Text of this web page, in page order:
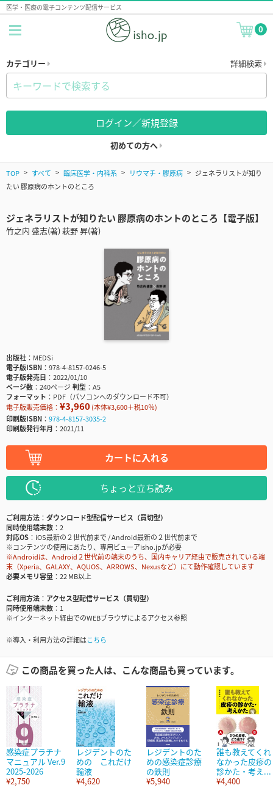
医学・医療の電子コンテンツ配信サービス
0
カテゴリー 詳細検索
ログイン／新規登録
初めての方へ
TOP すべて 臨床医学・内科系 リウマチ・膠原病
ジェネラリストが知り
たい 膠原病のホントのところ
ジェネラリストが知りたい 膠原病のホントのところ【電子版】
竹之内 盛志(著) 萩野 昇(著)
出版社
MEDSi
電子版ISBN
978-4-8157-0246-5
電子版発売日
2022/01/10
ページ数
240ページ判型
A5
フォーマット
PDF（パソコンへのダウンロード不可）
電子版販売価格： ¥3,960(本体¥3,600＋税10％)
印刷版ISBN
978-4-8157-3035-2
印刷版発行年月
2021/11
カートに入れる
ちょっと立ち読み
ご利用方法
ダウンロード型配信サービス（買切型）
同時使用端末数
2
対応OS
iOS最新の２世代前まで / Android最新の２世代前まで
※コンテンツの使用にあたり、専用ビューアisho.jpが必要
※Androidは、Android２世代前の端末のうち、国内キャリア経由で販売されている端
末（Xperia、GALAXY、AQUOS、ARROWS、Nexusなど）にて動作確認しています
必要メモリ容量
22 MB以上
ご利用方法
アクセス型配信サービス（買切型）
同時使用端末数
1
※インターネット経由でのWEBブラウザによるアクセス参照
※導入・利用方法の詳細はこちら
この商品を買った人は、こんな商品も買っています。
感染症プラチナ
マニュアル Ver.9
2025-2026
¥2,750
レジデントのた
めの これだけ
輸液
¥4,620
レジデントのた
めの感染症診療
の鉄則
¥5,940
誰も教えてくれ
なかった皮疹の
診かた・考え...
¥4,400